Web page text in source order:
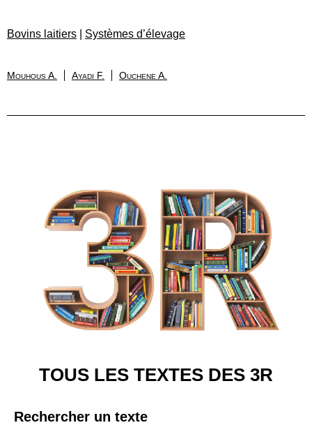
Bovins laitiers Systèmes d’élevage
Mouhous A. Ayadi F. Ouchene A.
TOUS LES TEXTES DES 3R
Rechercher un texte